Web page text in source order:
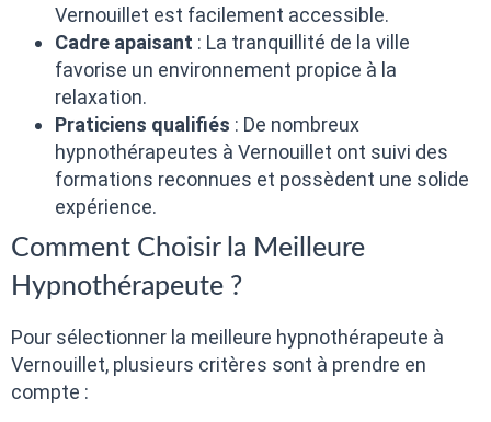
Vernouillet est facilement accessible.
Cadre apaisant : La tranquillité de la ville
favorise un environnement propice à la
relaxation.
Praticiens qualifiés : De nombreux
hypnothérapeutes à Vernouillet ont suivi des
formations reconnues et possèdent une solide
expérience.
Comment Choisir la Meilleure
Hypnothérapeute ?
Pour sélectionner la meilleure hypnothérapeute à
Vernouillet, plusieurs critères sont à prendre en
compte :